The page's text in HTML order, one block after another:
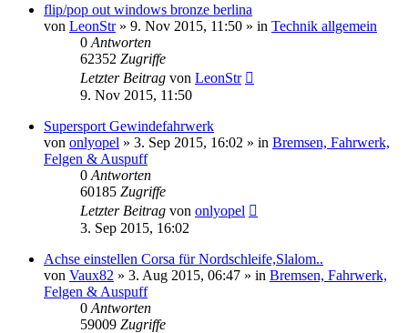
flip/pop out windows bronze berlina
von LeonStr» 9. Nov 2015, 11:50 » in Technik allgemein
0 Antworten
62352 Zugriffe
Letzter Beitrag von LeonStr
9. Nov 2015, 11:50
Supersport Gewindefahrwerk
von onlyopel » 3. Sep 2015, 16:02 » in Bremsen, Fahrwerk,
Felgen & Auspuff
0 Antworten
60185 Zugriffe
Letzter Beitrag von onlyopel
3. Sep 2015, 16:02
Achse einstellen Corsa für Nordschleife,Slalom..
von Vaux82 » 3. Aug 2015, 06:47 » in Bremsen, Fahrwerk,
Felgen & Auspuff
0 Antworten
59009 Zugriffe